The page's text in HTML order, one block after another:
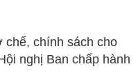
chế, chính sách cho
nghị Ban chấp hành